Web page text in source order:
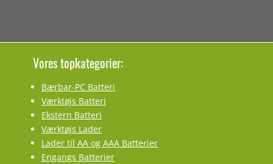
Vores topkategorier:
Bærbar-PC Batteri
Værktøjs Batteri
Ekstern Batteri
Værktøjs Lader
Lader til AA og AAA Batterier
Engangs Batterier